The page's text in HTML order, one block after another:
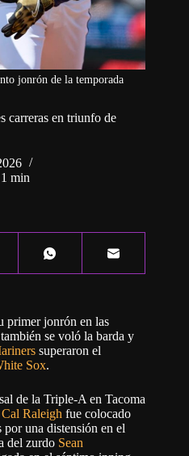
jonrón de la temporada
carreras en triunfo de
1 min
primer jonrón en las
también se voló la barda y
superaron el
Sox.
de la Triple-A en Tacoma
Cal Raleigh fue colocado
por una distensión en el
del zurdo Sean